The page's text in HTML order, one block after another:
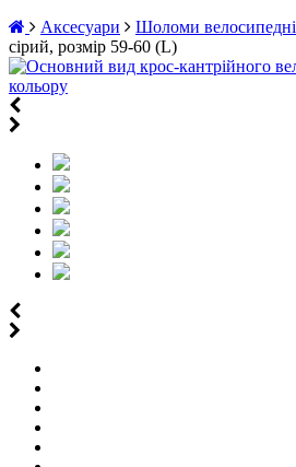
Аксесуари
Шоломи велосипедні
сірий, розмір 59-60 (L)